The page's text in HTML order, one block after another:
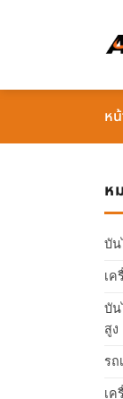
ห
ห
บัน
เค
บัน
สูง
รถ
เค